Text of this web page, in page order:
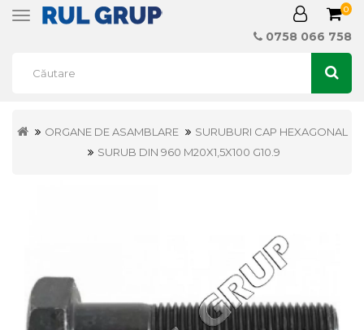
Toggle
0
0758 066 758
ORGANE DE ASAMBLARE
SURUBURI CAP HEXAGONAL
SURUB DIN 960 M20X1,5X100 G10.9